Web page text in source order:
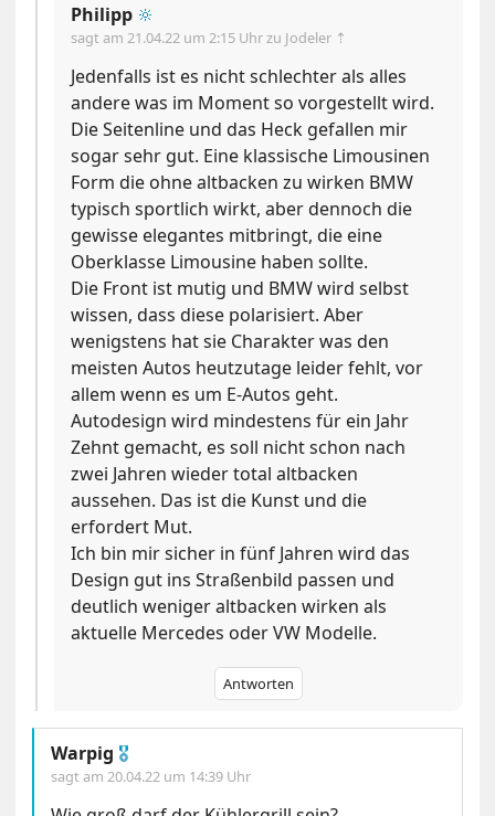
Philipp 🔆
sagt am21.04.22 um 2:15 Uhrzu Jodeler ⇡
Jedenfalls ist es nicht schlechter als alles
andere was im Moment so vorgestellt wird.
Die Seitenline und das Heck gefallen mir
sogar sehr gut. Eine klassische Limousinen
Form die ohne altbacken zu wirken BMW
typisch sportlich wirkt, aber dennoch die
gewisse elegantes mitbringt, die eine
Oberklasse Limousine haben sollte.
Die Front ist mutig und BMW wird selbst
wissen, dass diese polarisiert. Aber
wenigstens hat sie Charakter was den
meisten Autos heutzutage leider fehlt, vor
allem wenn es um E-Autos geht.
Autodesign wird mindestens für ein Jahr
Zehnt gemacht, es soll nicht schon nach
zwei Jahren wieder total altbacken
aussehen. Das ist die Kunst und die
erfordert Mut.
Ich bin mir sicher in fünf Jahren wird das
Design gut ins Straßenbild passen und
deutlich weniger altbacken wirken als
aktuelle Mercedes oder VW Modelle.
Antworten
Warpig 🎖
sagt am20.04.22 um 14:39 Uhr